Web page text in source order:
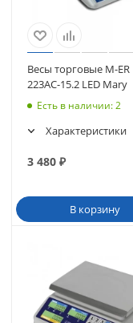
Весы торговые M-ER
223AC-15.2 LED Mary
Есть в наличии: 2
Характеристики
3 480 ₽
В корзину